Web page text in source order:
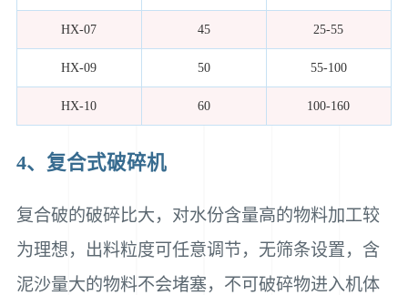
HX-07 45 25-55
HX-09 50 55-100
HX-10 60 100-160
4、复合式破碎机
复合破的破碎比大，对水份含量高的物料加工较
为理想，出料粒度可任意调节，无筛条设置，含
泥沙量大的物料不会堵塞，不可破碎物进入机体